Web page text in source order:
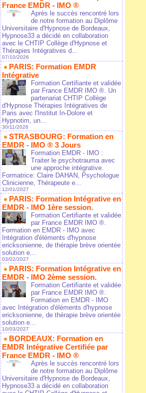
France EMDR - IMO ®
Après le succès rencontré lors
de notre formation au Diplôme
Universitaire d'Hypnose de Bordeaux,
Hypnose33 a décidé en collaboration
avec le CHTIP Collège d'Hypnose et
Thérapies Intégratives d...
07/10/2026
PARIS: Formation EMDR
Intégrative
Formation Certifiante et validée
par France EMDR IMO ®. Un
partenariat CHTIP Collège
d'Hypnose Thérapies Intégratives de
Paris avec l'Institut In-Dolore et
Hypnotim, un...
30/11/2026
STRASBOURG: Formation en
EMDR - IMO ® 3 Jours
Formation EMDR - IMO :
Traiter le psychotrauma avec
une approche intégrative.
Formatrice: Claire DAHAN, Psychologue
Clinicienne, Thérapeute e...
12/01/2027
PARIS: Formation Intégrative en
EMDR - IMO 1ère session.
Formation Certifiante et validée
par France EMDR IMO ®.
Formation en EMDR - IMO avec
Intégration d'éléments d'hypnose
ericksonienne, de thérapie brève orientée
solution e...
03/02/2027
PARIS: Formation Intégrative en
EMDR - IMO 2ème session.
Formation Certifiante et validée
par France EMDR IMO ®.
Formation en EMDR - IMO
avec Intégration d'éléments d'hypnose
ericksonienne, de thérapie brève orientée
solution e...
10/03/2027
BORDEAUX: Formation en
EMDR Intégrative Certifiée par
France EMDR - IMO ®
Après le succès rencontré lors
de notre formation au Diplôme
Universitaire d'Hypnose de Bordeaux,
Hypnose33 a décidé en collaboration